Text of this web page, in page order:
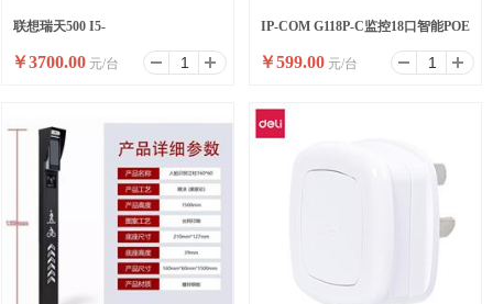
联想瑞天500 I5-
13500HX/16G/512SSD/WIFI/8
￥3700.00 元/台
IP-COM G118P-C监控18口智能POE
高功率全千兆交换机
￥599.00 元/台